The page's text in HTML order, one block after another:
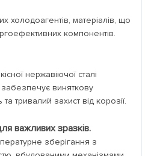
холодоагентів, матеріалів, що
компонентів.
нержавіючої сталі
виняткову
та тривалий захист від корозії.
важливих зразків.
зберігання з